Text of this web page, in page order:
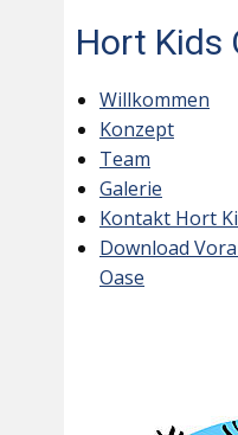
Hort Kids
Willkommen
Konzept
Team
Galerie
Kontakt Hort
Download
Oase